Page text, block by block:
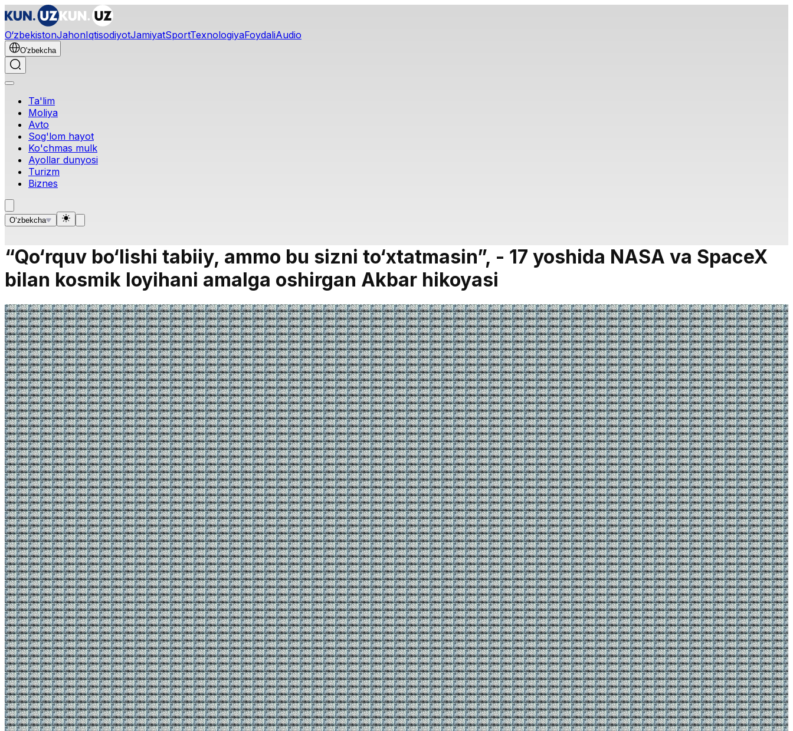
O‘zbekistonJahonIqtisodiyotJamiyatSportTexnologiyaFoydaliAudio
O'zbekcha
Ta'lim
Moliya
Avto
Sog'lom hayot
Ko'chmas mulk
Ayollar dunyosi
Turizm
Biznes
O‘zbekcha
“Qo‘rquv bo‘lishi tabiiy, ammo bu sizni to‘xtatmasin”, - 17 yoshida NASA va SpaceX
bilan kosmik loyihani amalga oshirgan Akbar hikoyasi